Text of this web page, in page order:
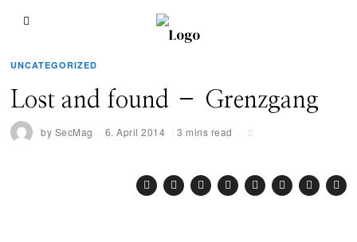
UNCATEGORIZED
Lost and found – Grenzgang
by SecMag 6. April 2014 3 mins read